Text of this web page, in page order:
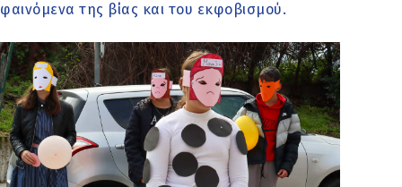
φαινόμενα της βίας και του εκφοβισμού.